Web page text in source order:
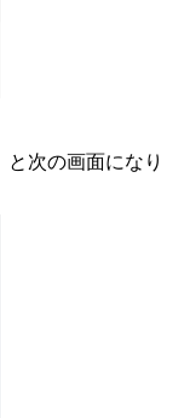
と次の画面になり